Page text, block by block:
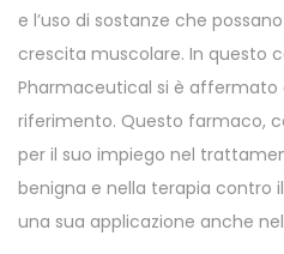
t
e
d
o
n
e l’uso di sostanze che
crescita muscolare. In questo
Pharmaceutical si è
riferimento. Questo farmaco,
per il suo impiego nel
benigna e nella terapia contro
una sua applicazione anche